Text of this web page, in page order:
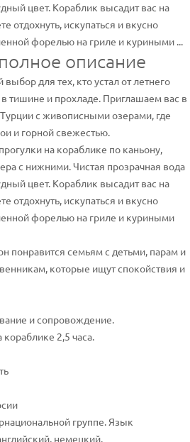
цвет. Кораблик высадит вас на
отдохнуть, искупаться и вкусно
форелью на гриле и куриными ...
описание
для тех, кто устал от летнего
в тишине и прохладе. Приглашаем вас в
с живописными озерами, где
и горной свежестью.
на кораблике по каньону,
с нижними. Чистая прозрачная вода
цвет. Кораблик высадит вас на
отдохнуть, искупаться и вкусно
форелью на гриле и куриными
понравится семьям с детьми, парам и
которые ищут спокойствия и
и сопровождение.
кораблике 2,5 часа.
группе. Язык
немецкий.